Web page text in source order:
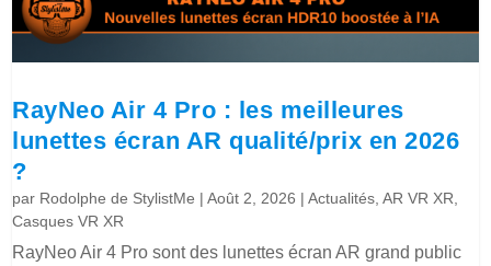
RayNeo Air 4 Pro : les meilleures
lunettes écran AR qualité/prix en 2026
?
par Rodolphe de StylistMe |Août 2, 2026 |Actualités,AR VR XR,
Casques VR XR
RayNeo Air 4 Pro sont des lunettes écran AR grand public